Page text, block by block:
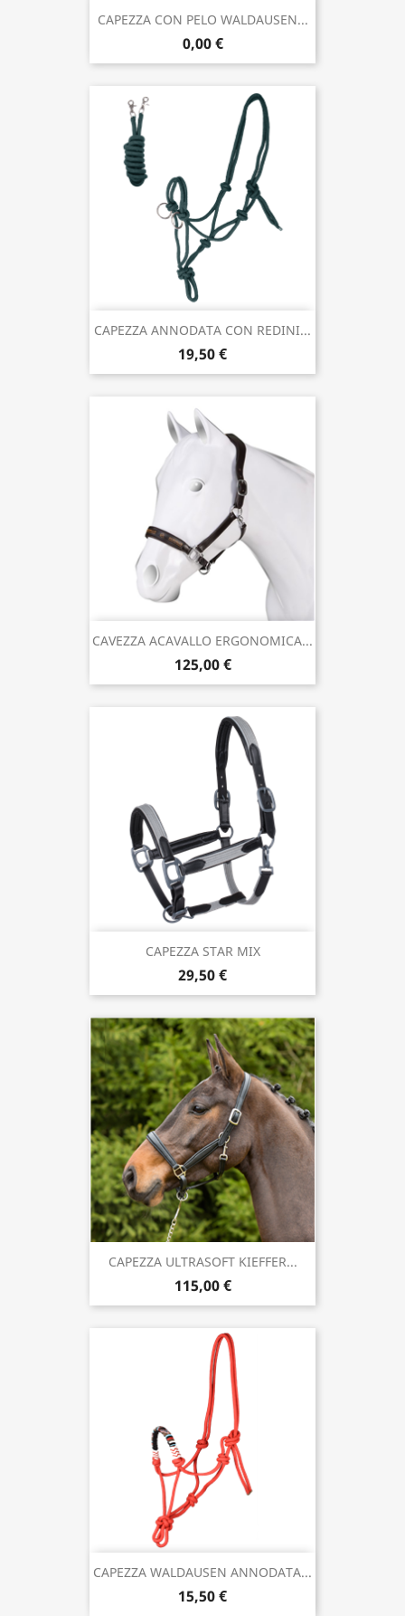
CAPEZZA CON PELO WALDAUSEN...
0,00 €
CAPEZZA ANNODATA CON REDINI...
19,50 €
CAVEZZA ACAVALLO ERGONOMICA...
125,00 €
CAPEZZA STAR MIX
29,50 €
CAPEZZA ULTRASOFT KIEFFER...
115,00 €
CAPEZZA WALDAUSEN ANNODATA...
15,50 €